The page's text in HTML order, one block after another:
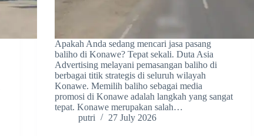
Apakah Anda sedang mencari jasa pasang
baliho di Konawe? Tepat sekali. Duta Asia
Advertising melayani pemasangan baliho di
berbagai titik strategis di seluruh wilayah
Konawe. Memilih baliho sebagai media
promosi di Konawe adalah langkah yang sangat
tepat. Konawe merupakan salah…
putri
27 July 2026